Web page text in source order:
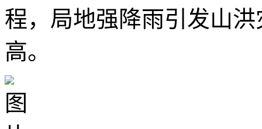
程，局地强降雨引发山
高。